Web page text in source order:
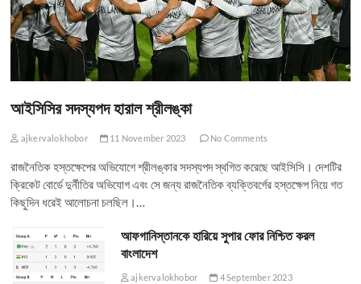
আইসিসির সদস্যপদ হারাল শ্রীলঙ্কা
ajkervalokhobor 11 November 2023 No Comments
রাজনৈতিক হস্তক্ষেপের অভিযোগে শ্রীলঙ্কার সদস্যপদ স্থগিত করেছে আইসিসি। দেশটির
ক্রিকেট বোর্ডে দুর্নীতির অভিযোগ এবং সে জন্য রাজনৈতিক ব্যক্তিবর্গের হস্তক্ষেপ নিয়ে গত
কিছুদিন ধরেই আলোচনা চলছিল।…
আফগানিস্তানকে হারিয়ে সুপার ফোর নিশ্চিত করল
বাংলাদেশ
ajkervalokhobor
4 September 2023